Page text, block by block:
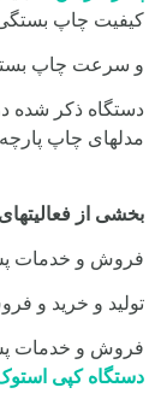
کیفیت چاپ
و سرعت چاپ
دستگاه ذکر شده
مدلهای چاپ
بخشی از
فروش و خدمات
تولید و خرید و
فروش و خدمات
دستگاه کپی